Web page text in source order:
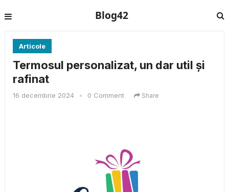
Blog42
Articole
Termosul personalizat, un dar util şi
rafinat
16 decembrie 2024 • 0 Comment Share